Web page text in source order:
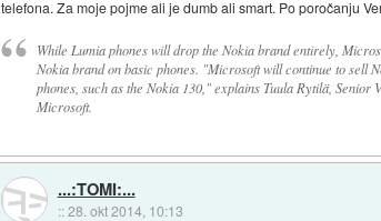
telefona. Za moje pojme ali je dumb ali smart. Po poročanju
While Lumia phones will drop the Nokia brand entirely,
Nokia brand on basic phones. "Microsoft will continue to sell
phones, such as the Nokia 130," explains Tuula Rytilä,
Microsoft.
...:TOMI:...
::28. okt 2014, 10:13